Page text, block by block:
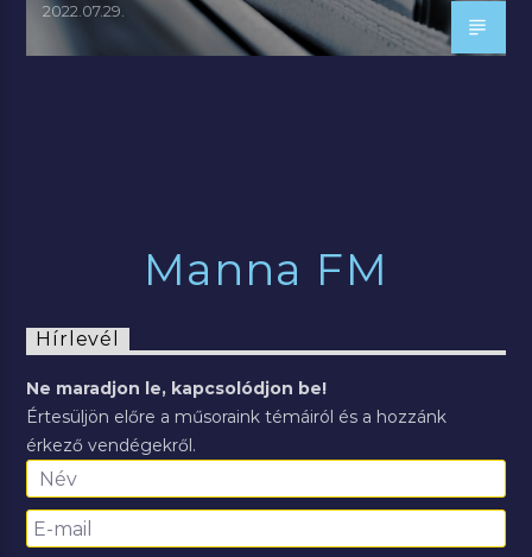
2022.07.29.
Manna FM
Hírlevél
Ne maradjon le, kapcsolódjon be!
Értesüljön előre a műsoraink témáiról és a hozzánk
érkező vendégekről.